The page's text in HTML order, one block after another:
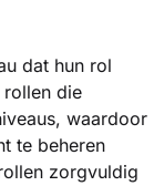
dat hun rol
die
waardoor
te beheren
zorgvuldig